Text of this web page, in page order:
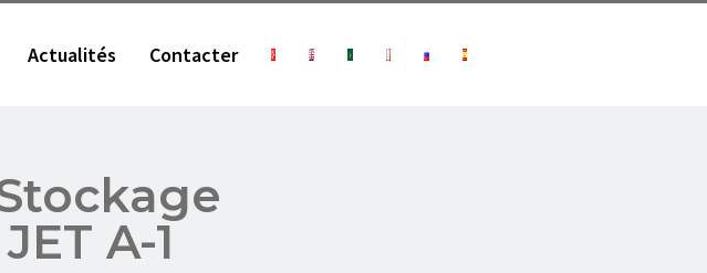
Actualités Contacter
A-1